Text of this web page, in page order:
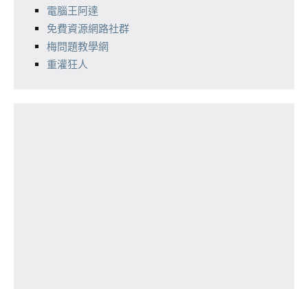
電腦王阿達
免費資源網路社群
梅問題教學網
重灌狂人